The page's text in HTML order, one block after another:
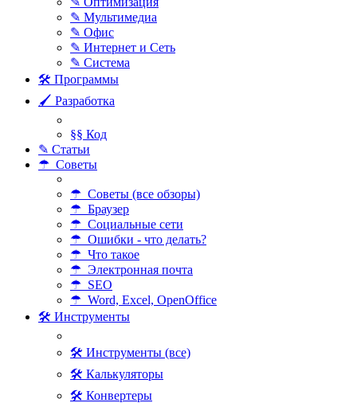
✎ Мультимедиа
✎ Офис
✎ Интернет и Сеть
✎ Система
🛠 Программы
🖌 Разработка
§§ Код
✎ Статьи
☂ Советы
☂ Советы (все обзоры)
☂ Браузер
☂ Социальные сети
☂ Ошибки - что делать?
☂ Что такое
☂ Электронная почта
☂ SEO
☂ Word, Excel, OpenOffice
🛠 Инструменты
🛠 Инструменты (все)
🛠 Калькуляторы
🛠 Конвертеры